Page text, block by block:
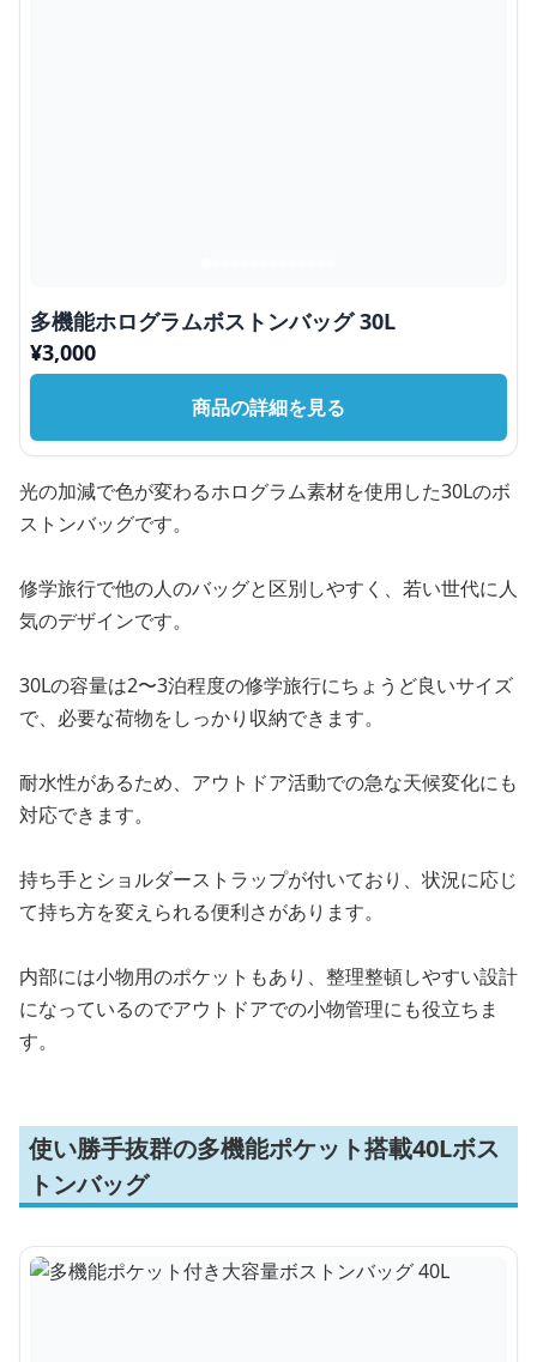
多機能ホログラムボストンバッグ 30L
¥3,000
商品の詳細を見る
光の加減で色が変わるホログラム素材を使用した30Lのボ
ストンバッグです。
修学旅行で他の人のバッグと区別しやすく、若い世代に人
気のデザインです。
30Lの容量は2〜3泊程度の修学旅行にちょうど良いサイズ
で、必要な荷物をしっかり収納できます。
耐水性があるため、アウトドア活動での急な天候変化にも
対応できます。
持ち手とショルダーストラップが付いており、状況に応じ
て持ち方を変えられる便利さがあります。
内部には小物用のポケットもあり、整理整頓しやすい設計
になっているのでアウトドアでの小物管理にも役立ちま
す。
使い勝手抜群の多機能ポケット搭載40Lボス
トンバッグ